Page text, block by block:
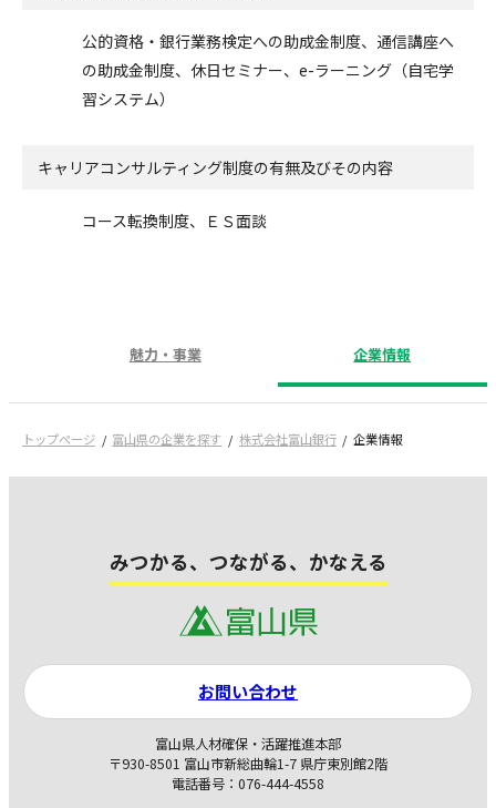
公的資格・銀行業務検定への助成金制度、通信講座へ
の助成金制度、休日セミナー、e-ラーニング（自宅学
習システム）
キャリアコンサルティング制度の有無及びその内容
コース転換制度、ＥＳ面談
魅力・事業 企業情報
トップページ 富山県の企業を探す 株式会社富山銀行 企業情報
みつかる、つながる、かなえる
富山県人材確保・活躍推進本部
〒930-8501 富山市新総曲輪1-7 県庁東別館2階
電話番号：076-444-4558
お問い合わせ